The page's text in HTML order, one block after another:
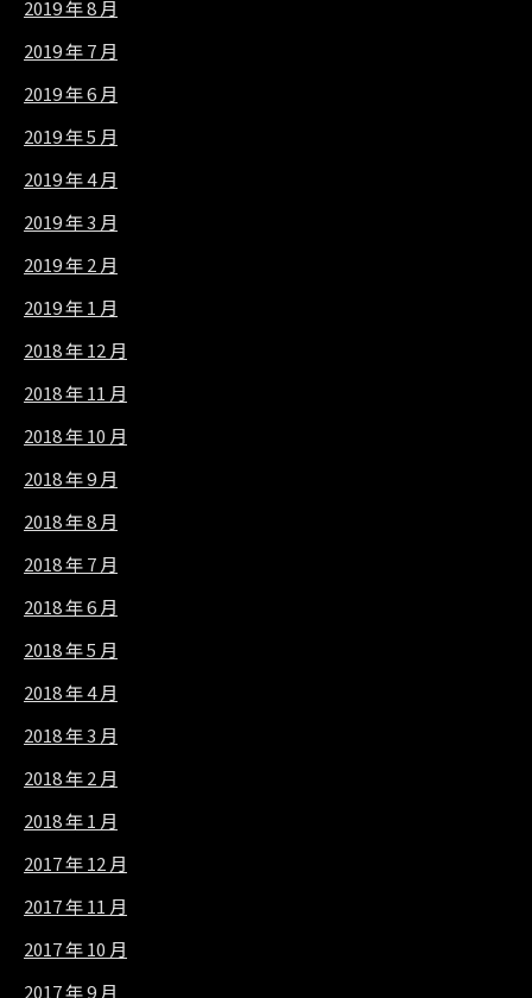
2019 年 8 月
2019 年 7 月
2019 年 6 月
2019 年 5 月
2019 年 4 月
2019 年 3 月
2019 年 2 月
2019 年 1 月
2018 年 12 月
2018 年 11 月
2018 年 10 月
2018 年 9 月
2018 年 8 月
2018 年 7 月
2018 年 6 月
2018 年 5 月
2018 年 4 月
2018 年 3 月
2018 年 2 月
2018 年 1 月
2017 年 12 月
2017 年 11 月
2017 年 10 月
2017 年 9 月